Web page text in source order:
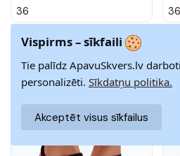
KV27-003 smilšu
krāsas
36 36
-30%
Vispirms – sīkfaili
Tie palīdz ApavuSkvers.lv
personalizēti. Sīkdatņu politika.
Akceptēt visus sīkfailus